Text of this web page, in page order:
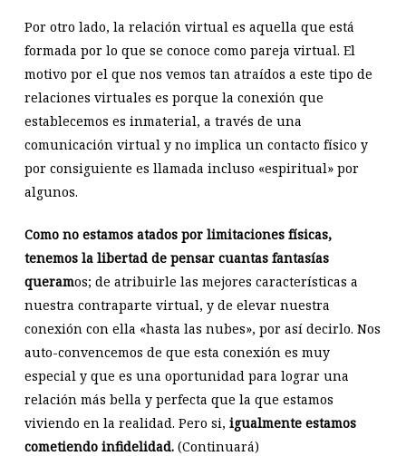
Por otro lado, la relación virtual es aquella que está
formada por lo que se conoce como pareja virtual. El
motivo por el que nos vemos tan atraídos a este tipo de
relaciones virtuales es porque la conexión que
establecemos es inmaterial, a través de una
comunicación virtual y no implica un contacto físico y
por consiguiente es llamada incluso «espiritual» por
algunos.
Como no estamos atados por limitaciones físicas,
tenemos la libertad de pensar cuantas fantasías
queramos; de atribuirle las mejores características a
nuestra contraparte virtual, y de elevar nuestra
conexión con ella «hasta las nubes», por así decirlo. Nos
auto-convencemos de que esta conexión es muy
especial y que es una oportunidad para lograr una
relación más bella y perfecta que la que estamos
viviendo en la realidad. Pero si, igualmente estamos
cometiendo infidelidad.(Continuará)